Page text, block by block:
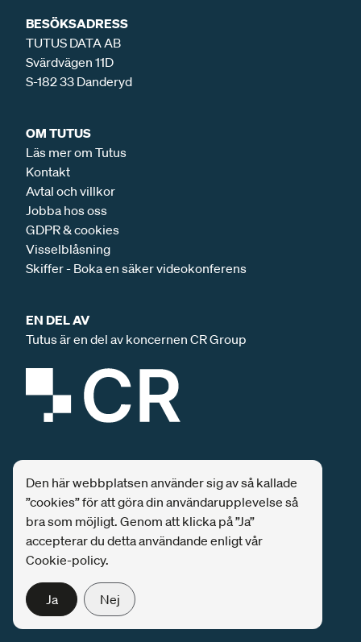
BESÖKSADRESS
TUTUS DATA AB
Svärdvägen 11D
S-182 33 Danderyd
OM TUTUS
Läs mer om Tutus
Kontakt
Avtal och villkor
Jobba hos oss
GDPR & cookies
Visselblåsning
Skiffer - Boka en säker videokonferens
EN DEL AV
Tutus är en del av koncernen CR Group
SPONSRING
Tutus är och har varit huvudsponsor för
säkerhetskonferensen SEC-T ända från start.
Tutus är huvudsponsor tillSecure AI, den ledande
konferensen inom AI-säkerhet i Sverige.
Den här webbplatsen använder sig av så kallade
”cookies” för att göra din användarupplevelse så
bra som möjligt. Genom att klicka på ”Ja”
accepterar du detta användande enligt vår
Cookie-policy.
Ja Nej